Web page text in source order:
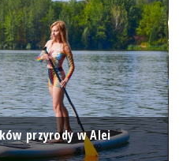
przyrody w Alei